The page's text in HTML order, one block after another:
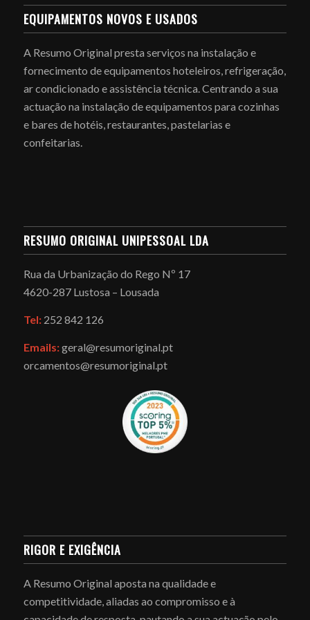
EQUIPAMENTOS NOVOS E USADOS
A Resumo Original presta serviços na instalação e
fornecimento de equipamentos hoteleiros, refrigeração,
ar condicionado e assistência técnica. Centrando a sua
actuação na instalação de equipamentos para cozinhas
e bares de hotéis, restaurantes, pastelarias e
confeitarias.
RESUMO ORIGINAL UNIPESSOAL LDA
Rua da Urbanização do Rego Nº 17
4620-287 Lustosa – Lousada
Tel:252 842 126
Emails:geral@resumoriginal.pt
orcamentos@resumoriginal.pt
RIGOR E EXIGÊNCIA
A Resumo Original aposta na qualidade e
competitividade, aliadas ao compromisso e à